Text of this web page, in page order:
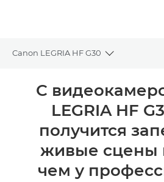
Canon LEGRIA HF G30
Toggle
Общая информация
Технические характеристики
С
LEGRIA HF
получится
живые сцены
чем у